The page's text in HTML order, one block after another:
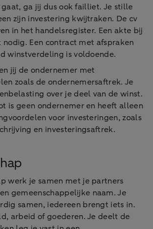
ga jij dus ook failliet. Je stille
zijn investering kwijtraken. De cv
in het handelsregister. Een akte bij
nodig. Een contract met afspraken
winstverdeling is voldoende.
jij de ondernemer met
zoals de ondernemersaftrek. Je
over je deel van de winst.
is geen ondernemer en heeft alleen
voor investeringen, zoals
en investeringsaftrek.
werk je samen met je partners
gemeenschappelijke naam. Je
samen, iedereen brengt iets in.
arbeid of goederen. Je deelt de